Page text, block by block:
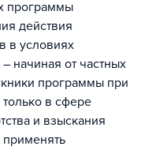
программы
действия
в условиях
начиная от частных
программы при
в сфере
и взыскания